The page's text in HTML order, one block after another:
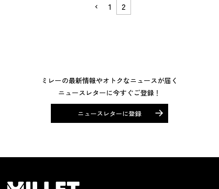
1 2
ミレーの最新情報やオトクなニュースが届く
ニュースレターに今すぐご登録！
ニュースレターに登録